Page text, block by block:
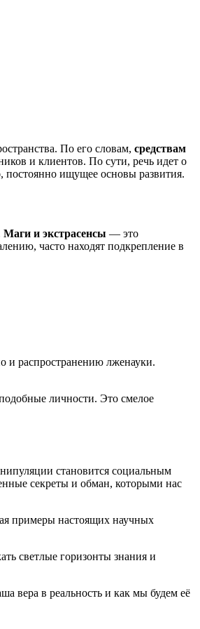
По его словам, средствам
и клиентов. По сути, речь идет о
ищущее основы развития.
Маги и экстрасенсы — это
часто находят подкрепление в
и распространению лженауки.
личности. Это смелое
становится социальным
секреты и обман, которыми нас
примеры настоящих научных
светлые горизонты знания и
вера в реальность и как мы будем её